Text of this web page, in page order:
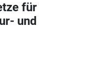
für
und